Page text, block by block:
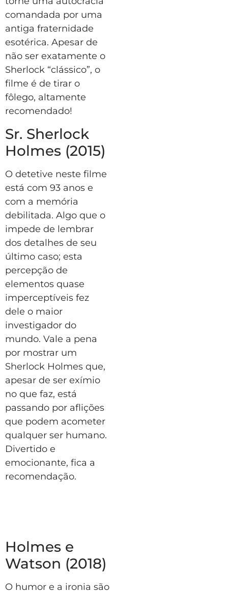
comandada por uma
antiga fraternidade
esotérica. Apesar de
não ser exatamente o
Sherlock “clássico”, o
filme é de tirar o
fôlego, altamente
recomendado!
Sr. Sherlock
Holmes (2015)
O detetive neste filme
está com 93 anos e
com a memória
debilitada. Algo que o
impede de lembrar
dos detalhes de seu
último caso; esta
percepção de
elementos quase
imperceptíveis fez
dele o maior
investigador do
mundo. Vale a pena
por mostrar um
Sherlock Holmes que,
apesar de ser exímio
no que faz, está
passando por aflições
que podem acometer
qualquer ser humano.
Divertido e
emocionante, fica a
recomendação.
Holmes e
Watson (2018)
O humor e a ironia são